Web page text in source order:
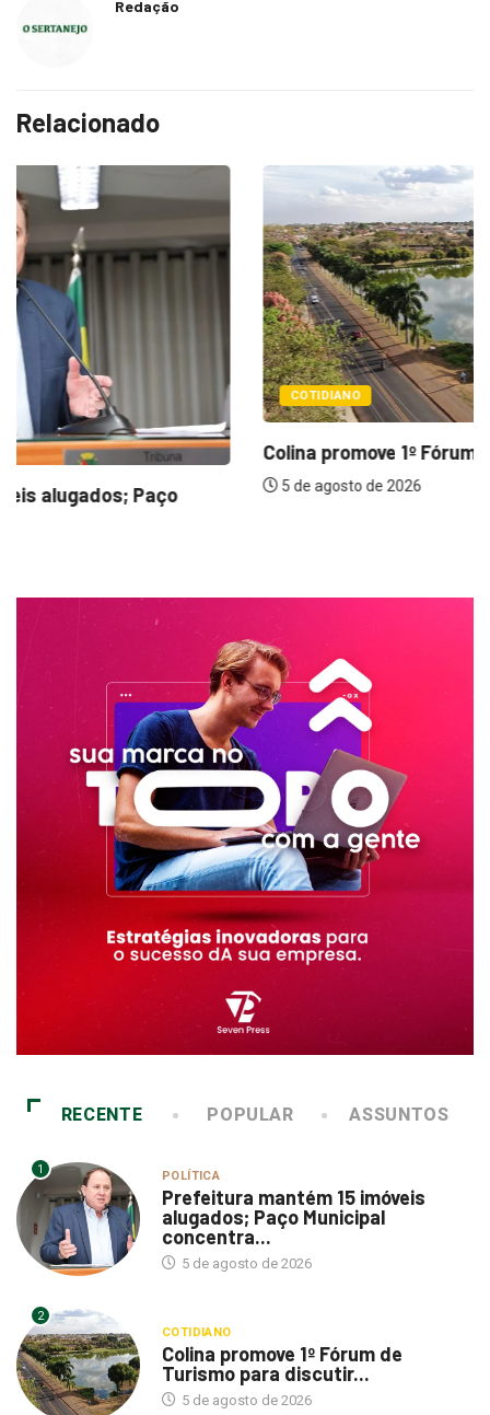
Redação
Relacionado
COTIDIANO
Colina promove 1º Fórum de Turismo para...
5 de agosto de 2026
RECENTE POPULAR ASSUNTOS
1 POLÍTICA
Prefeitura mantém 15 imóveis
alugados; Paço Municipal
concentra...
5 de agosto de 2026
2
COTIDIANO
Colina promove 1º Fórum de
Turismo para discutir...
5 de agosto de 2026